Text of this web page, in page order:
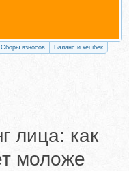
Сборы взносов Баланс и кешбек
лица: как
моложе